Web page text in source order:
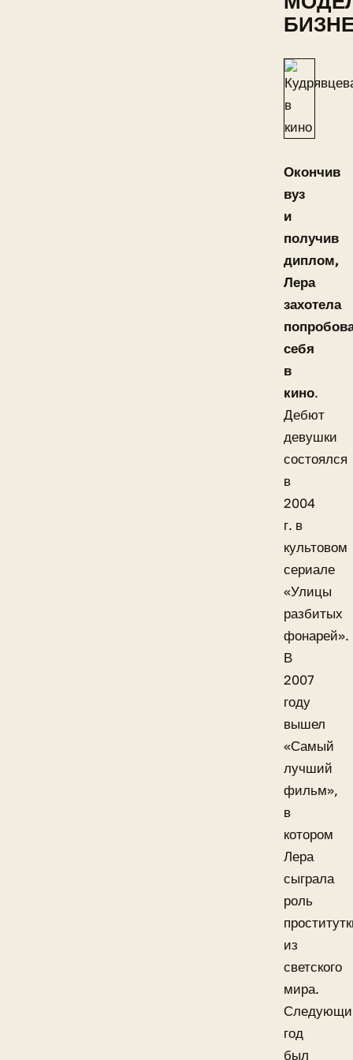
Окончив
вуз
и
получив
диплом,
Лера
захотела
себя
в
кино.
Дебют
девушки
состоялся
в
2004
г. в
культовом
сериале
«Улицы
разбитых
фонарей».
В
2007
году
вышел
«Самый
лучший
фильм»,
в
котором
Лера
сыграла
роль
из
светского
мира.
год
был